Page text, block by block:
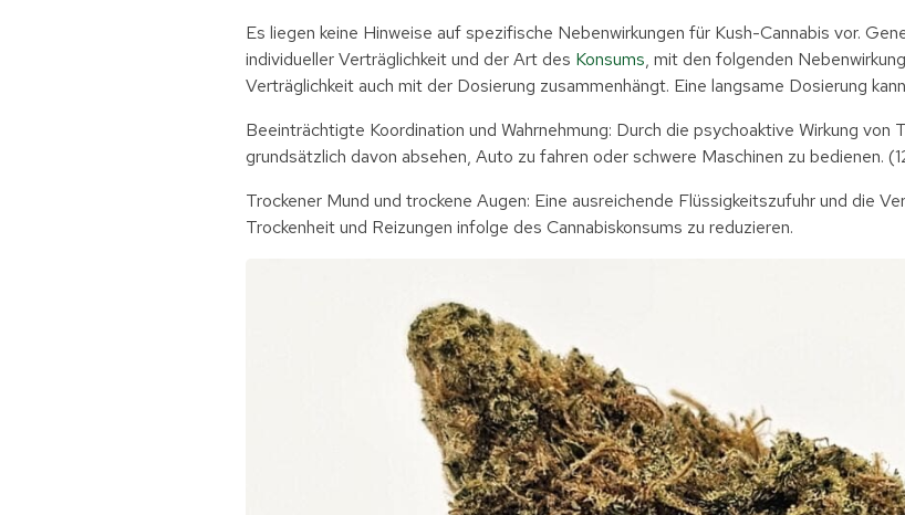
Es liegen keine Hinweise auf spezifische Nebenwirkungen für Kush-Cannabis vor.
individueller Verträglichkeit und der Art des Konsums, mit den folgenden
Verträglichkeit auch mit der Dosierung zusammenhängt. Eine langsame Dosierung
Beeinträchtigte Koordination und Wahrnehmung: Durch die psychoaktive Wirkung von
grundsätzlich davon absehen, Auto zu fahren oder schwere Maschinen zu bedienen.
Trockener Mund und trockene Augen: Eine ausreichende Flüssigkeitszufuhr und die
Trockenheit und Reizungen infolge des Cannabiskonsums zu reduzieren.